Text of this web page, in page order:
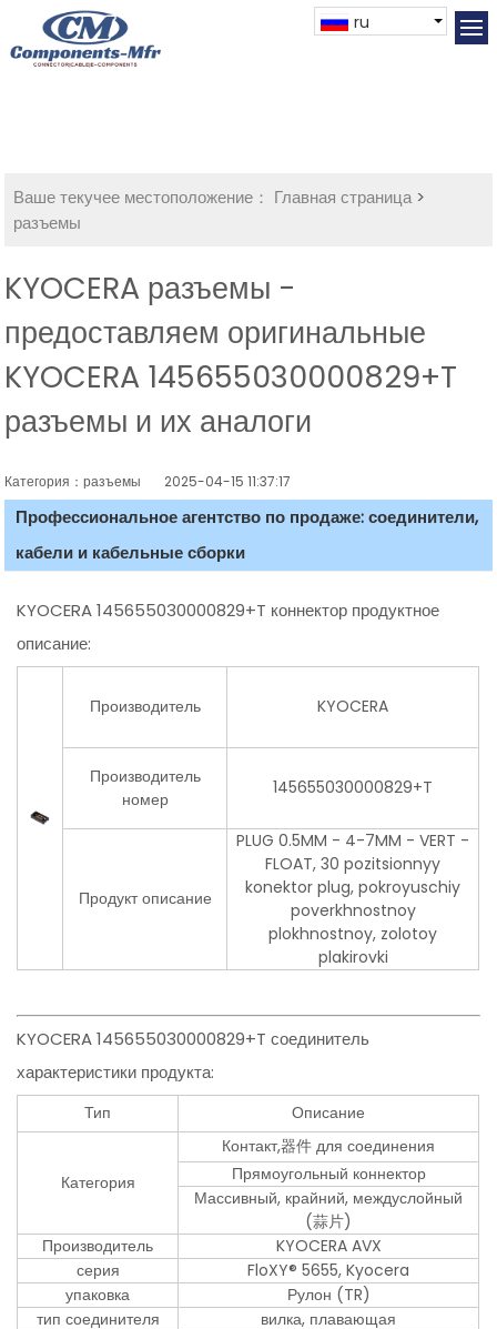
ru
Ваше текучее местоположение： Главная страница>
разъемы
KYOCERA разъемы -
предоставляем оригинальные
KYOCERA 145655030000829+T
разъемы и их аналоги
Категория：разъемы 2025-04-15 11:37:17
Профессиональное агентство по продаже: соединители,
кабели и кабельные сборки
KYOCERA 145655030000829+T коннектор продуктное
описание:
Производитель KYOCERA
Производитель
номер
145655030000829+T
Продукт описание
PLUG 0.5MM - 4-7MM - VERT -
FLOAT, 30 pozitsionnyy
konektor plug, pokroyuschiy
poverkhnostnoy
plokhnostnoy, zolotoy
plakirovki
KYOCERA 145655030000829+T соединитель
характеристики продукта:
Тип Описание
Категория
Контакт,器件 для соединения
Прямоугольный коннектор
Массивный, крайний, междуслойный
(蒜片)
Производитель
KYOCERA AVX
серия
FloXY® 5655, Kyocera
упаковка
Рулон (TR)
тип соединителя
вилка, плавающая